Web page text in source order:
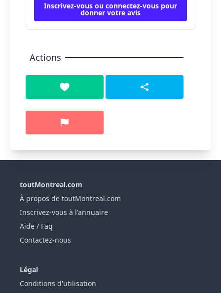
Inscrivez-vous ou connectez-vous pour
donner votre avis
Actions
toutMontreal.com
À propos de toutMontreal.com
Inscrivez-vous à l'annuaire
Aide / Faq
Contactez-nous
Légal
Conditions d'utilisation